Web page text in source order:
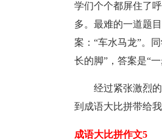
学们个个都屏住了
多。最难的一道题
案：“车水马龙”。
长的脚”，答案是“
经过紧张激烈
到成语大比拼带给
成语大比拼作文5